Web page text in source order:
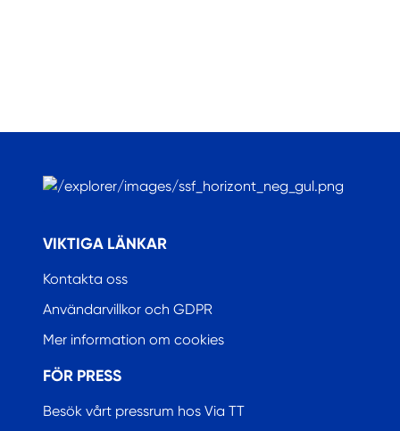
VIKTIGA LÄNKAR
Kontakta oss
Användarvillkor och GDPR
Mer information om cookies
FÖR PRESS
Besök vårt pressrum hos Via TT